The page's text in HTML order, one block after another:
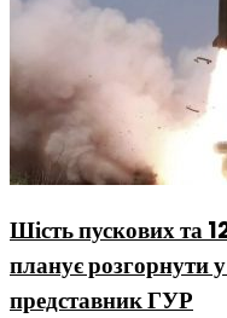
Шість пускових та
планує розгорнути
представник ГУР